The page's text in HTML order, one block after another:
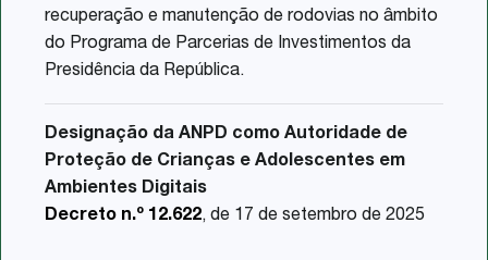
recuperação e manutenção de rodovias no âmbito
do Programa de Parcerias de Investimentos da
Presidência da República.
Designação da ANPD como Autoridade de
Proteção de Crianças e Adolescentes em
Ambientes Digitais
Decreto n.º 12.622, de 17 de setembro de 2025